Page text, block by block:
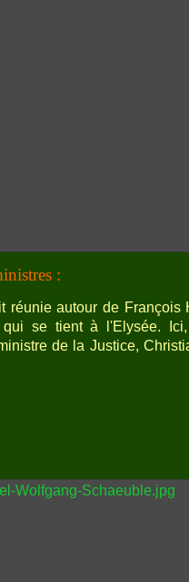
:
réunie autour de
qui se tient à l'Elysée.
de la Justice,